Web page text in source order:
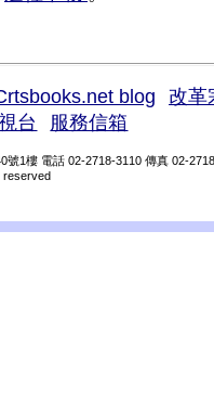
blog
改革
台 服務信箱
1樓 電話 02-2718-3110 傳真 02-
reserved